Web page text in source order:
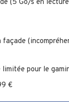
(5 Go/s en
façade
limitée pour le
€